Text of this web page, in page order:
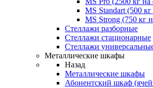
MS Standart (500
MS Strong (750 кг
Стеллажи разборные
Стеллажи стационарные
Стеллажи
Металлические шкафы
Назад
Металлические шкафы
Абонентский шкаф